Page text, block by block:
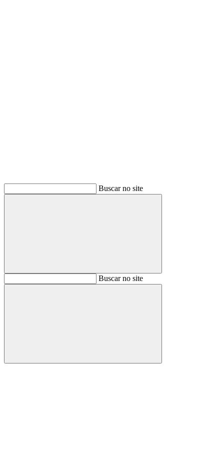
Buscar no site
BuscarBuscar no site
Buscar